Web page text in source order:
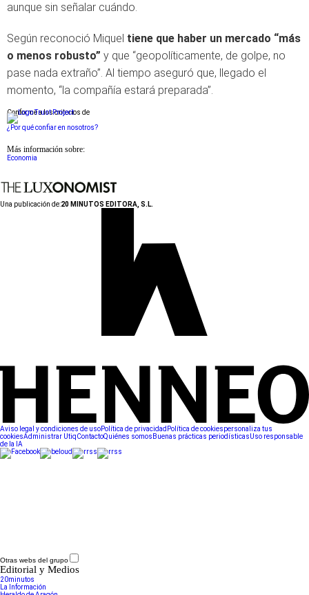
aunque sin señalar cuándo.
Según reconoció Miquel tiene que haber un mercado “más
o menos robusto” y que “geopolíticamente, de golpe, no
pase nada extraño”. Al tiempo aseguró que, llegado el
momento, “la compañía estará preparada”.
Conforme a los criterios de
¿Por qué confiar en nosotros?
Más información sobre:
Economia
Una publicación de:20 MINUTOS EDITORA, S.L.
Aviso legal y condiciones de usoPolítica de privacidad Política de cookiespersonaliza tus
cookiesAdministrar UtiqContactoQuiénes somos Buenas prácticas periodísticasUso responsable
de la IA
Otras webs del grupo
Editorial y Medios
20minutos
La Información